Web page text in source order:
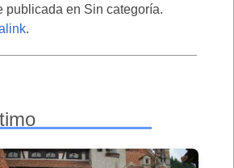
publicada en Sin categoría.
.